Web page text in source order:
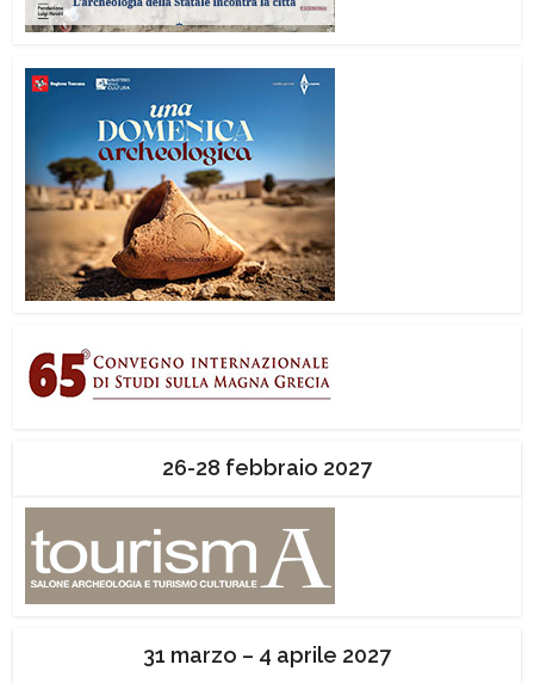
26-28 febbraio 2027
31 marzo – 4 aprile 2027